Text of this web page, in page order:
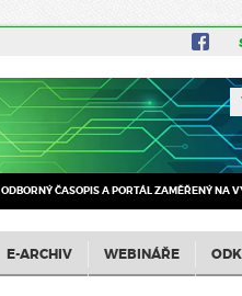
ODBORNÝ ČASOPIS A PORTÁL ZAMĚŘENÝ NA
E-ARCHIV WEBINÁŘE